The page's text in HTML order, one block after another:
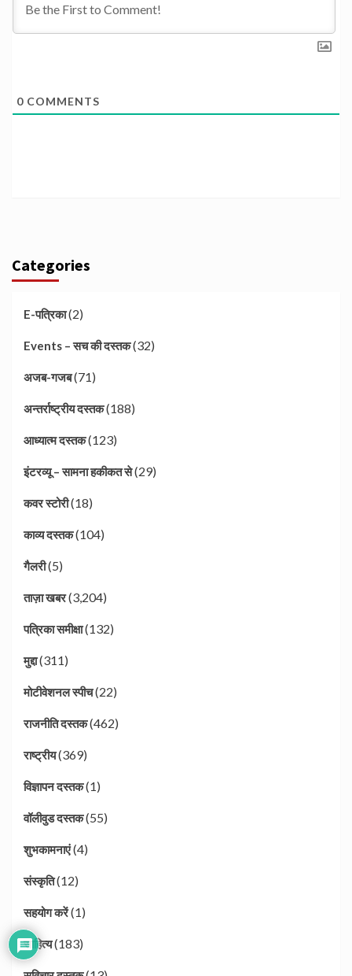
0 COMMENTS
Categories
E-पत्रिका(2)
Events – सच की दस्तक(32)
अजब-गजब(71)
अन्तर्राष्ट्रीय दस्तक(188)
आध्यात्म दस्तक(123)
इंटरव्यू – सामना हकीकत से(29)
कवर स्टोरी(18)
काव्य दस्तक(104)
गैलरी(5)
ताज़ा खबर(3,204)
पत्रिका समीक्षा(132)
मुद्दा(311)
मोटीवेशनल स्पीच(22)
राजनीति दस्तक(462)
राष्ट्रीय(369)
विज्ञापन दस्तक(1)
वॉलीवुड दस्तक(55)
शुभकामनाएं(4)
संस्कृति(12)
सहयोग करें(1)
साहित्य(183)